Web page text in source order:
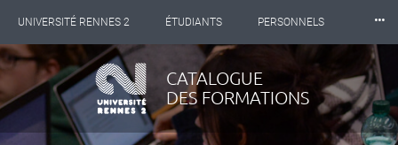
UNIVERSITÉ RENNES 2 ÉTUDIANTS PERSONNELS
INTERNATIONAL PROFESSIONNELS BIBLIOTHÈQUES
LES NOUVELLES DE RENNES 2
⸱⸱⸱
CATALOGUE
DES FORMATIONS